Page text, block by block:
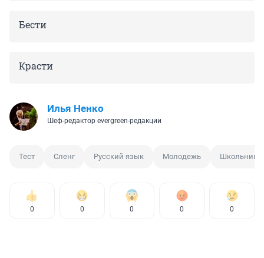
Бести
Красти
Илья Ненко
Шеф-редактор evergreen-редакции
Тест Сленг Русский язык Молодежь Школьник
0 0 0 0 0